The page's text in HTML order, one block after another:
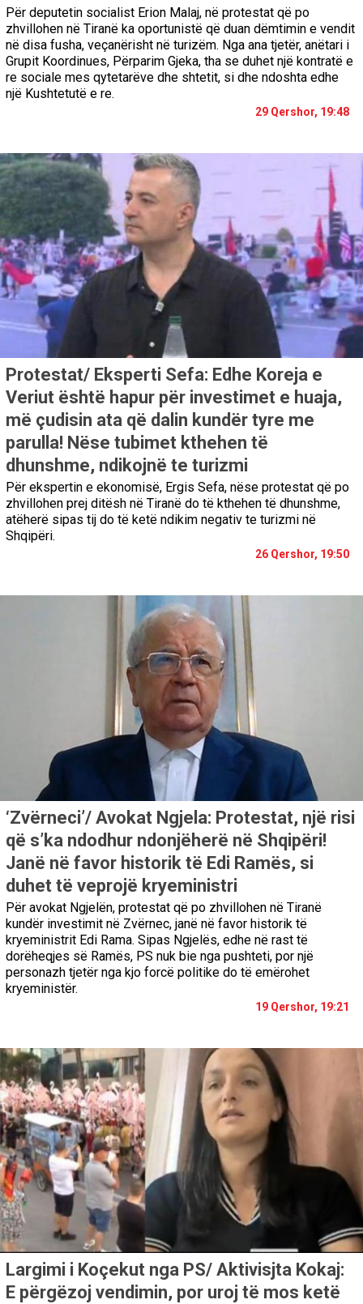
Për deputetin socialist Erion Malaj, në protestat që po
zhvillohen në Tiranë ka oportunistë që duan dëmtimin e vendit
në disa fusha, veçanërisht në turizëm. Nga ana tjetër, anëtari i
Grupit Koordinues, Përparim Gjeka, tha se duhet një kontratë e
re sociale mes qytetarëve dhe shtetit, si dhe ndoshta edhe
një Kushtetutë e re.
29 Qershor, 19:48
Protestat/ Eksperti Sefa: Edhe Koreja e
Veriut është hapur për investimet e huaja,
më çudisin ata që dalin kundër tyre me
parulla! Nëse tubimet kthehen të
dhunshme, ndikojnë te turizmi
Për ekspertin e ekonomisë, Ergis Sefa, nëse protestat që po
zhvillohen prej ditësh në Tiranë do të kthehen të dhunshme,
atëherë sipas tij do të ketë ndikim negativ te turizmi në
Shqipëri.
26 Qershor, 19:50
‘Zvërneci’/ Avokat Ngjela: Protestat, një risi
që s’ka ndodhur ndonjëherë në Shqipëri!
Janë në favor historik të Edi Ramës, si
duhet të veprojë kryeministri
Për avokat Ngjelën, protestat që po zhvillohen në Tiranë
kundër investimit në Zvërnec, janë në favor historik të
kryeministrit Edi Rama. Sipas Ngjelës, edhe në rast të
dorëheqjes së Ramës, PS nuk bie nga pushteti, por një
personazh tjetër nga kjo forcë politike do të emërohet
kryeministër.
19 Qershor, 19:21
Largimi i Koçekut nga PS/ Aktivisjta Kokaj:
E përgëzoj vendimin, por uroj të mos ketë